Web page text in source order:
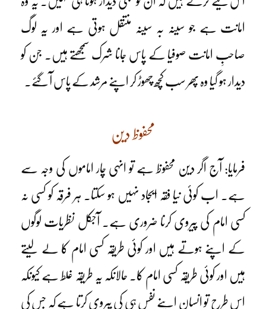
امانت ہے جو سینہ بہ سینہ منتقل ہوتی ہے اور یہ لوگ
صاحبِ امانت صوفیا کے پاس جانا شرک سمجھتے ہیں۔ جن کو
دیدار ہو گیا وہ پھر سب کچھ چھوڑ کر اپنے مرشد کے پاس آ گئے۔
محفوظ دین
فرمایا: آج اگر دین محفوظ ہے تو انہی چار اماموں کی وجہ سے
ہے۔ اب کوئی نیا فقہ ایجاد نہیں ہو سکتا۔ ہر فرقہ کو کسی نہ
کسی امام کی پیروی کرنا ضروری ہے۔ آجکل نظریات لوگوں
کے اپنے ہوتے ہیں اور کوئی طریقہ کسی امام کا لے لیتے
ہیں اور کوئی طریقہ کسی امام کا۔ حالانکہ یہ طریقہ غلط ہے کیونکہ
اس طرح تو انسان اپنے نفس ہی کی پیروی کرتا ہے کہ جس کی